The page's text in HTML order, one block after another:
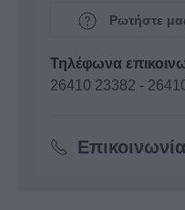
Ρωτήστε
Τηλέφωνα
26410 23382 -
Επικοινωνία